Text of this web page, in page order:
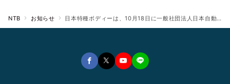
NTB お知らせ 日本特種ボディーは、10月18日に一般社団法人日本自動車車体工業会の正会員となりました。